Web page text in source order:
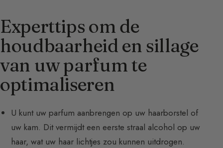
Experttips om de
houdbaarheid en sillage
van uw parfum te
optimaliseren
U kunt uw parfum aanbrengen op uw haarborstel of
uw kam. Dit vermijdt een eerste straal alcohol op uw
haar, wat uw haar lichtjes zou kunnen uitdrogen.